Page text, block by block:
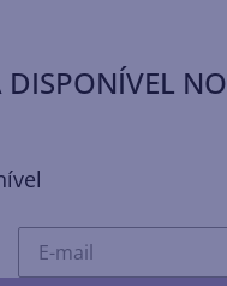
DISPONÍVEL NO